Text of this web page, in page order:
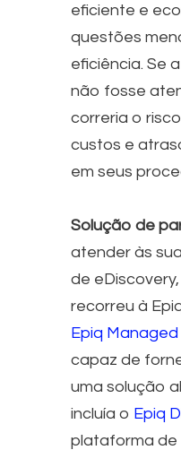
eficiente e
questões
eficiência. Se
não fosse
correria o
custos e
em seus
Solução de
atender às
de
recorreu à
Epiq Managed
capaz de
uma solução
incluía o Epiq
plataforma de